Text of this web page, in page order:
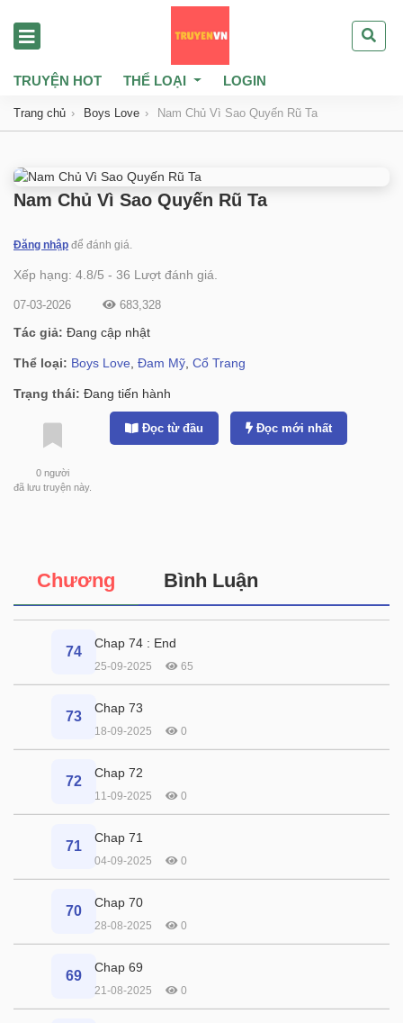
TRUYỆN HOT THỂ LOẠI LOGIN
Trang chủ Boys Love Nam Chủ Vì Sao Quyến Rũ Ta
Nam Chủ Vì Sao Quyến Rũ Ta
Đăng nhập để đánh giá.
Xếp hạng: 4.8/5 - 36 Lượt đánh giá.
07-03-2026 683,328
Tác giả: Đang cập nhật
Thể loại: Boys Love Đam Mỹ Cổ Trang
Trạng thái: Đang tiến hành
0 người
đã lưu truyện này.
Đọc từ đầu Đọc mới nhất
Chương Bình Luận
74
Chap 74 : End
25-09-2025 65
73
Chap 73
18-09-2025 0
72
Chap 72
11-09-2025 0
71
Chap 71
04-09-2025 0
70
Chap 70
28-08-2025 0
69
Chap 69
21-08-2025 0